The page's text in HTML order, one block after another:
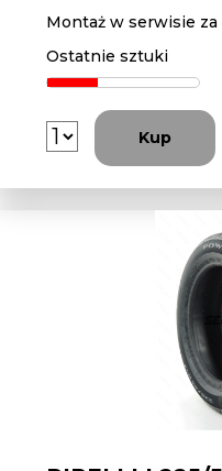
Montaż w serwisie
Ostatnie sztuki
Kup